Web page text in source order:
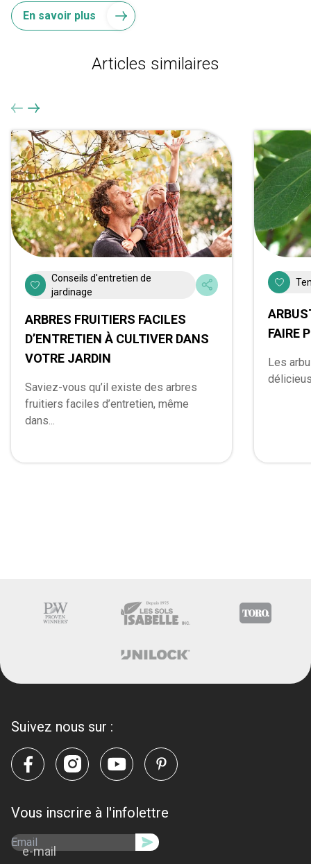
En savoir plus
Articles similaires
Conseils d'entretien de
jardinage
ARBRES FRUITIERS FACILES
D’ENTRETIEN À CULTIVER DANS
VOTRE JARDIN
Saviez-vous qu’il existe des arbres
fruitiers faciles d’entretien, même
dans...
FAIRE
Les
Suivez nous sur :
Vous inscrire à l'infolettre
e-mail